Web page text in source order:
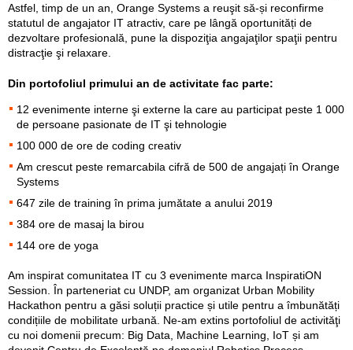
Astfel, timp de un an, Orange Systems a reuşit să-și reconfirme
statutul de angajator IT atractiv, care pe lângă oportunități de
dezvoltare profesională, pune la dispoziţia angajaţilor spaţii pentru
distracţie şi relaxare.
Din portofoliul primului an de activitate fac parte:
12 evenimente interne şi externe la care au participat peste 1 000
de persoane pasionate de IT şi tehnologie
100 000 de ore de coding creativ
Am crescut peste remarcabila cifră de 500 de angajați în Orange
Systems
647 zile de training în prima jumătate a anului 2019
384 ore de masaj la birou
144 ore de yoga
Am inspirat comunitatea IT cu 3 evenimente marca InspiratiON
Session. În parteneriat cu UNDP, am organizat Urban Mobility
Hackathon pentru a găsi soluții practice și utile pentru a îmbunătăți
condițiile de mobilitate urbană. Ne-am extins portofoliul de activităţi
cu noi domenii precum: Big Data, Machine Learning, IoT și am